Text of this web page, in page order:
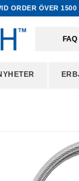
ORDER ÖVER
FAQ